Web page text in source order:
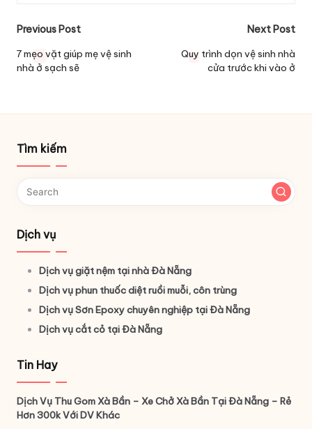
Post
navigation
Previous Post
7 mẹo vặt giúp mẹ vệ sinh
nhà ở sạch sẽ
Next Post
Quy trình dọn vệ sinh nhà
cửa trước khi vào ở
Tìm kiếm
Dịch vụ
Dịch vụ giặt nệm tại nhà Đà Nẵng
Dịch vụ phun thuốc diệt ruồi muỗi, côn trùng
Dịch vụ Sơn Epoxy chuyên nghiệp tại Đà Nẵng
Dịch vụ cắt cỏ tại Đà Nẵng
Tin Hay
Dịch Vụ Thu Gom Xà Bần – Xe Chở Xà Bần Tại Đà Nẵng – Rẻ
Hơn 300k Với DV Khác